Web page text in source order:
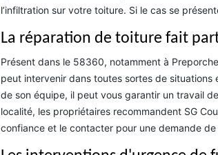
l’infiltration sur votre toiture. Si le cas se
La réparation de toiture fait
Présent dans le 58360, notamment à
peut intervenir dans toutes sortes de situations
de son équipe, il peut vous garantir un travail
localité, les propriétaires recommandent SG
confiance et le contacter pour une demande de